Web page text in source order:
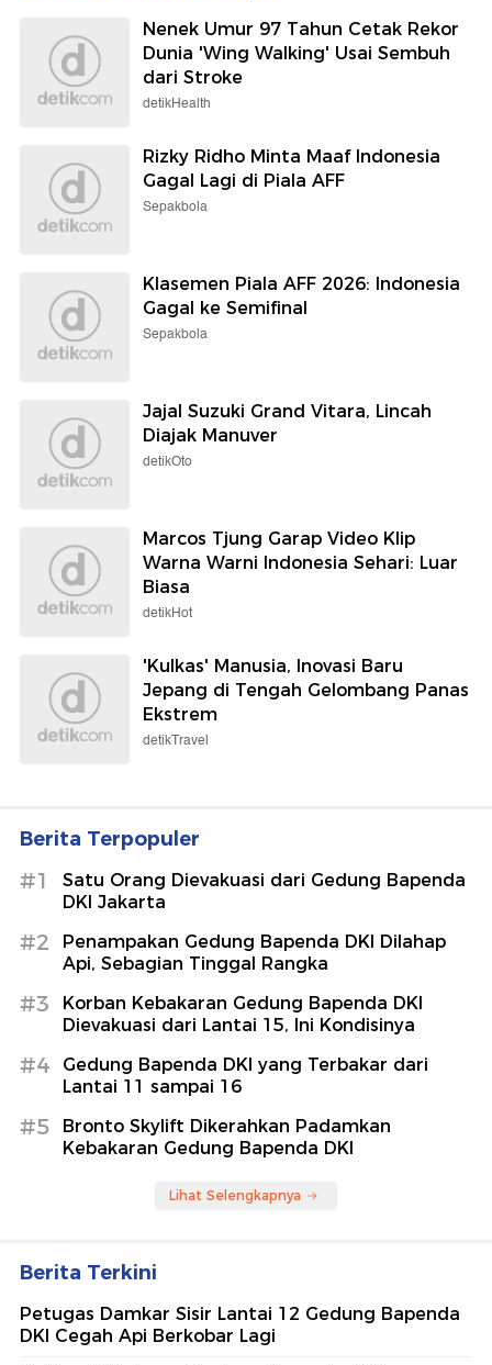
Nenek Umur 97 Tahun Cetak Rekor
Dunia 'Wing Walking' Usai Sembuh
dari Stroke
detikHealth
Rizky Ridho Minta Maaf Indonesia
Gagal Lagi di Piala AFF
Sepakbola
Klasemen Piala AFF 2026: Indonesia
Gagal ke Semifinal
Sepakbola
Jajal Suzuki Grand Vitara, Lincah
Diajak Manuver
detikOto
Marcos Tjung Garap Video Klip
Warna Warni Indonesia Sehari: Luar
Biasa
detikHot
'Kulkas' Manusia, Inovasi Baru
Jepang di Tengah Gelombang Panas
Ekstrem
detikTravel
Berita Terpopuler
#1
Satu Orang Dievakuasi dari Gedung Bapenda
DKI Jakarta
#2
Penampakan Gedung Bapenda DKI Dilahap
Api, Sebagian Tinggal Rangka
#3
Korban Kebakaran Gedung Bapenda DKI
Dievakuasi dari Lantai 15, Ini Kondisinya
#4
Gedung Bapenda DKI yang Terbakar dari
Lantai 11 sampai 16
#5
Bronto Skylift Dikerahkan Padamkan
Kebakaran Gedung Bapenda DKI
Lihat Selengkapnya
Berita Terkini
Petugas Damkar Sisir Lantai 12 Gedung Bapenda
DKI Cegah Api Berkobar Lagi